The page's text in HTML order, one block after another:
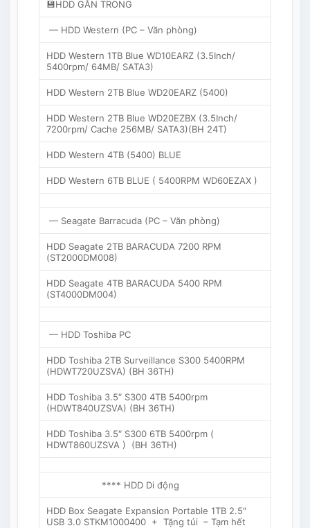
💾HDD GẮN TRONG
— HDD Western (PC – Văn phòng)
HDD Western 1TB Blue WD10EARZ (3.5Inch/
5400rpm/ 64MB/ SATA3)
HDD Western 2TB Blue WD20EARZ (5400)
HDD Western 2TB Blue WD20EZBX (3.5Inch/
7200rpm/ Cache 256MB/ SATA3)(BH 24T)
HDD Western 4TB (5400) BLUE
HDD Western 6TB BLUE ( 5400RPM WD60EZAX )
— Seagate Barracuda (PC – Văn phòng)
HDD Seagate 2TB BARACUDA 7200 RPM
(ST2000DM008)
HDD Seagate 4TB BARACUDA 5400 RPM
(ST4000DM004)
— HDD Toshiba PC
HDD Toshiba 2TB Surveillance S300 5400RPM
(HDWT720UZSVA) (BH 36TH)
HDD Toshiba 3.5″ S300 4TB 5400rpm
(HDWT840UZSVA) (BH 36TH)
HDD Toshiba 3.5″ S300 6TB 5400rpm (
HDWT860UZSVA ) (BH 36TH)
**** HDD Di động
HDD Box Seagate Expansion Portable 1TB 2.5″
USB 3.0 STKM1000400 + Tặng túi – Tạm hết